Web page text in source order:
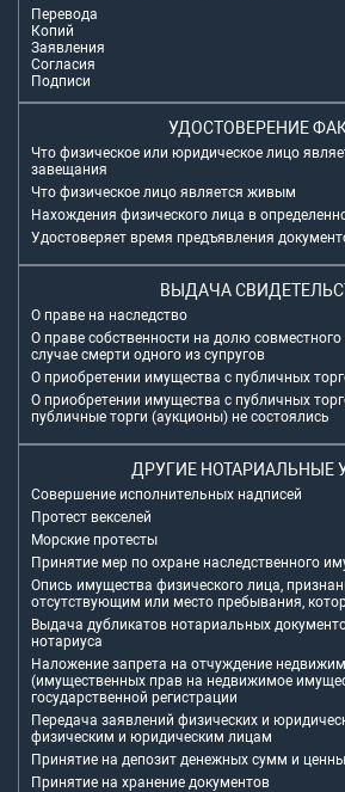
Перевода
Копий
Заявления
Согласия
Подписи
УДОСТОВЕРЕНИЕ
Что физическое или юридическое лицо
завещания
Что физическое лицо является живым
Нахождения физического лица в
Удостоверяет время предъявления
ВЫДАЧА
О праве на наследство
О праве собственности на долю
случае смерти одного из супругов
О приобретении имущества с публичных
О приобретении имущества с публичных
публичные торги (аукционы) не состоялись
ДРУГИЕ НОТАРИАЛЬНЫЕ
Совершение исполнительных надписей
Протест векселей
Морские протесты
Принятие мер по охране наследственного
Опись имущества физического лица,
отсутствующим или место пребывания,
Выдача дубликатов нотариальных
нотариуса
Наложение запрета на отчуждение
(имущественных прав на недвижимое
государственной регистрации
Передача заявлений физических и
физическим и юридическим лицам
Принятие на депозит денежных сумм и
Принятие на хранение документов